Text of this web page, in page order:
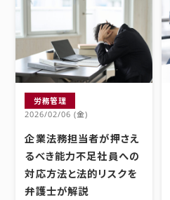
労務管理
2026/02/06 (金)
企業法務担当者が押さえ
るべき能力不足社員への
対応方法と法的リスクを
弁護士が解説